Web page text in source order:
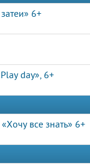
6+
day», 6+
все знать» 6+